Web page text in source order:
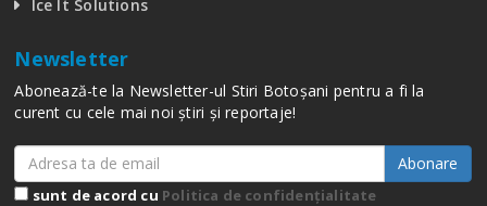
Ice It Solutions
Newsletter
Abonează-te la Newsletter-ul Stiri Botoșani pentru a fi la
curent cu cele mai noi știri și reportaje!
Abonare
sunt de acord cu Politica de confidențialitate